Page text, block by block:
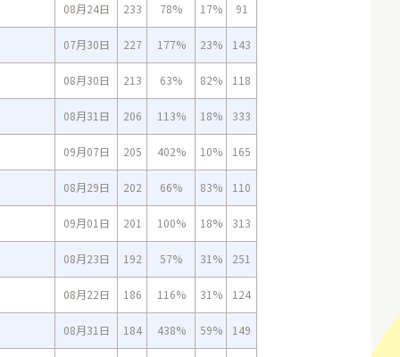
08月24日 233 78% 17% 91
07月30日 227 177% 23% 143
08月30日 213 63% 82% 118
08月31日 206 113% 18% 333
09月07日 205 402% 10% 165
08月29日 202 66% 83% 110
09月01日 201 100% 18% 313
08月23日 192 57% 31% 251
08月22日 186 116% 31% 124
08月31日 184 438% 59% 149